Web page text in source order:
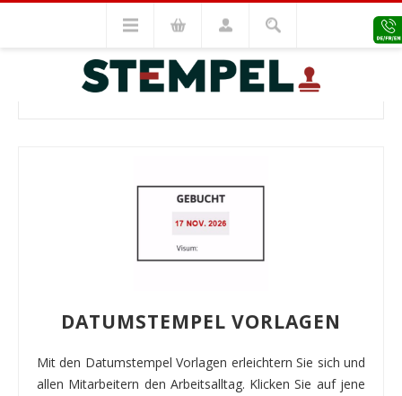
Editierbare Vorlagen Datumstempel
DATUMSTEMPEL
DATUMSTEMPEL VORLAGEN
Mit den Datumstempel Vorlagen erleichtern Sie sich und
allen Mitarbeitern den Arbeitsalltag. Klicken Sie auf jene